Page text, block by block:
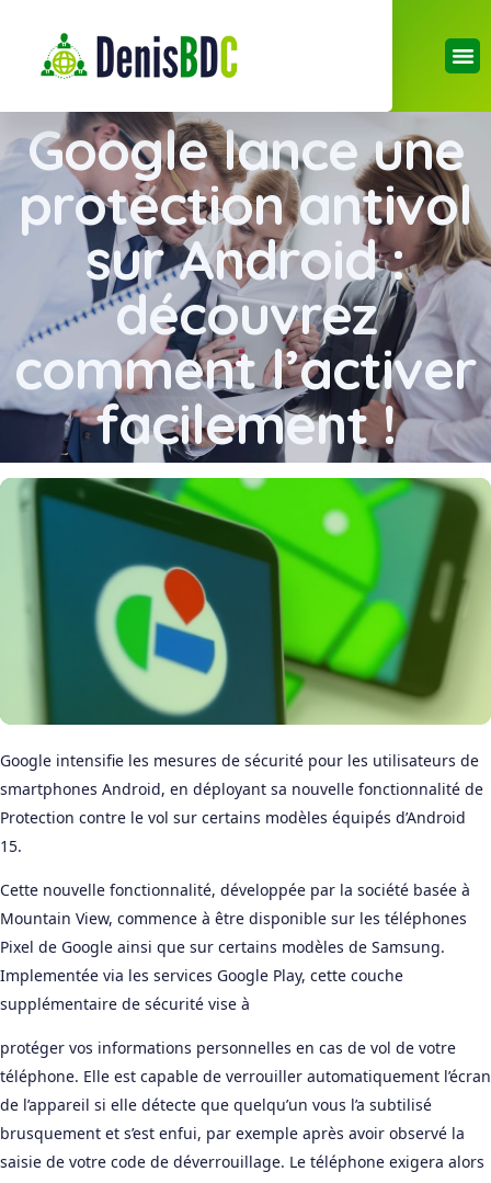
Google lance une
protection antivol
sur Android :
découvrez
comment l’activer
facilement !
Google intensifie les mesures de sécurité pour les utilisateurs de
smartphones Android, en déployant sa nouvelle fonctionnalité de
Protection contre le vol sur certains modèles équipés d’Android
15.
Cette nouvelle fonctionnalité, développée par la société basée à
Mountain View, commence à être disponible sur les téléphones
Pixel de Google ainsi que sur certains modèles de Samsung.
Implementée via les services Google Play, cette couche
supplémentaire de sécurité vise à
protéger vos informations personnelles en cas de vol de votre
téléphone. Elle est capable de verrouiller automatiquement l’écran
de l’appareil si elle détecte que quelqu’un vous l’a subtilisé
brusquement et s’est enfui, par exemple après avoir observé la
saisie de votre code de déverrouillage. Le téléphone exigera alors